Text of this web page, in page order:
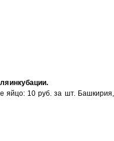
инкубации.
яйцо: 10 руб. за шт.